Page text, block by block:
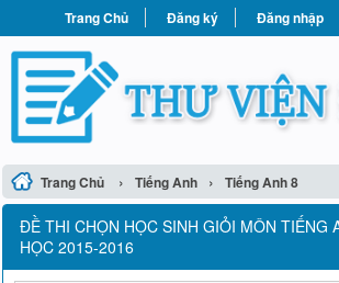
Trang Chủ Đăng ký Đăng nhập
Trang Chủ › Tiếng Anh › Tiếng Anh 8
ĐỀ THI CHỌN HỌC SINH GIỎI MÔN TIẾNG
HỌC 2015-2016